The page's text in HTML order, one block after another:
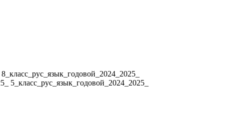
5_класс_рус_язык_годовой_2024_2025_